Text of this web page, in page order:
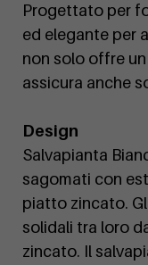
Progettato per
ed elegante per
non solo offre
assicura anche
Design
Salvapianta
sagomati con
piatto zincato.
solidali tra loro
zincato. Il